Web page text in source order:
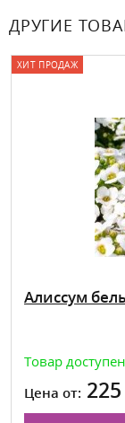
ДРУГИЕ
ХИТ ПРОДАЖ
Алиссум
Товар
Цена от: 225